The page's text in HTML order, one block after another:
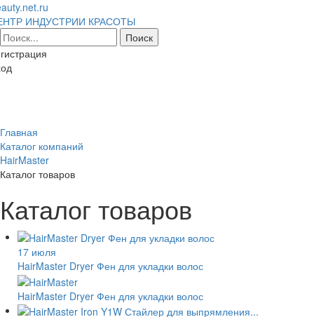
ИНДУСТРИИ КРАСОТЫ
Главная
Каталог компаний
HairMaster
Каталог товаров
Каталог товаров
17 июля
HairMaster Dryer Фен для укладки волос
HairMaster Dryer Фен для укладки волос